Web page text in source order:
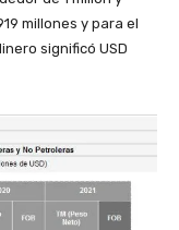
millones y para el
significó USD